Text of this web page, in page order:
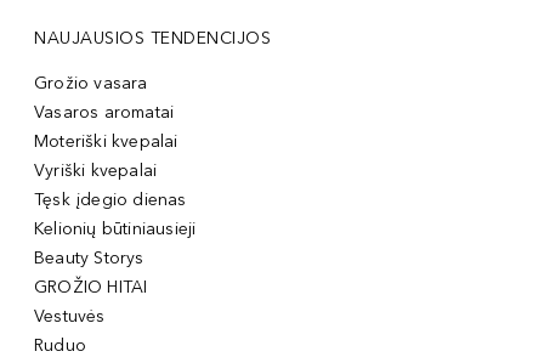
NAUJAUSIOS TENDENCIJOS
Grožio vasara
Vasaros aromatai
Moteriški kvepalai
Vyriški kvepalai
Tęsk įdegio dienas
Kelionių būtiniausieji
Beauty Storys
GROŽIO HITAI
Vestuvės
Ruduo